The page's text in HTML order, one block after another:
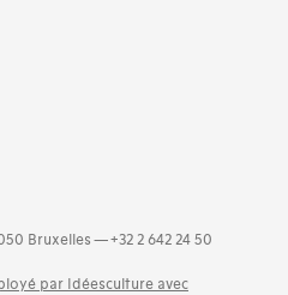
Bruxelles — +32 2 642 24 50
par Idéesculture avec